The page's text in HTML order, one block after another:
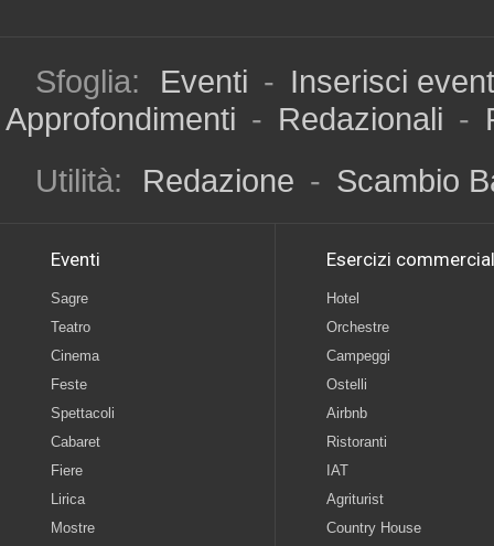
Sfoglia: Eventi - Inserisci
Approfondimenti - Redazionali -
Utilità:
Redazione - Scambio
Eventi
Sagre
Teatro
Cinema
Feste
Spettacoli
Cabaret
Fiere
Lirica
Mostre
Esercizi
Hotel
Orchestre
Campeggi
Ostelli
Airbnb
Ristoranti
IAT
Agriturist
Country House